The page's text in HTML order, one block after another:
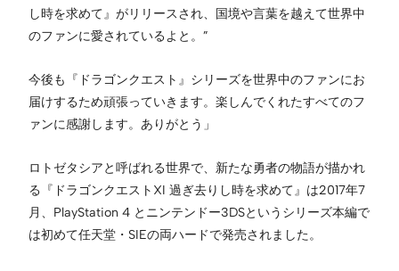
し時を求めて』がリリースされ、国境や言葉を越えて世界中
のファンに愛されているよと。”
今後も『ドラゴンクエスト』シリーズを世界中のファンにお
届けするため頑張っていきます。楽しんでくれたすべてのフ
ァンに感謝します。ありがとう」
ロトゼタシアと呼ばれる世界で、新たな勇者の物語が描かれ
る『ドラゴンクエストXI 過ぎ去りし時を求めて』は2017年7
月、PlayStation 4 とニンテンドー3DSというシリーズ本編で
は初めて任天堂・SIEの両ハードで発売されました。